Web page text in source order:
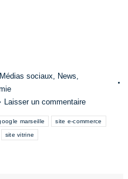
Médias sociaux, News,
Laisser un commentaire
marseille site e-commerce
site vitrine